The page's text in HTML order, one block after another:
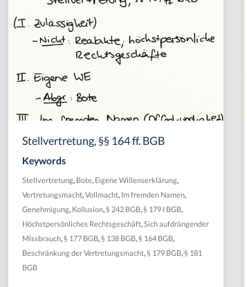
Stellvertretung, §§ 164 ff. BGB
Keywords
Stellvertretung, Bote, Eigene Willenserklärung,
Vertretungsmacht,Vollmacht, Im fremden Namen,
Genehmigung, Kollusion,§ 242 BGB,§ 179 I BGB,
Höchstpersönliches Rechtsgeschäft,Sich aufdrängender
Missbrauch,§ 177 BGB,§ 138 BGB,§ 164 BGB,
Beschränkung der Vertretungsmacht,§ 179 BGB,§ 181
BGB